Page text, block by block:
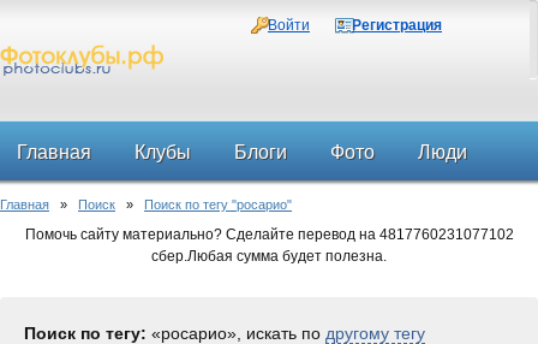
Войти Регистрация
Главная Клубы Блоги Фото Люди
Форум
Главная » Поиск » Поиск по тегу "росарио"
Помочь сайту материально? Сделайте перевод на 4817760231077102
сбер.Любая сумма будет полезна.
Поиск по тегу: «росарио», искать по другому тегу